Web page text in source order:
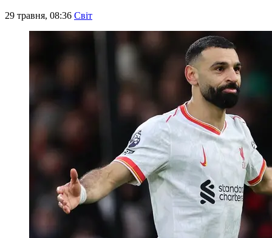
29 травня, 08:36 Світ